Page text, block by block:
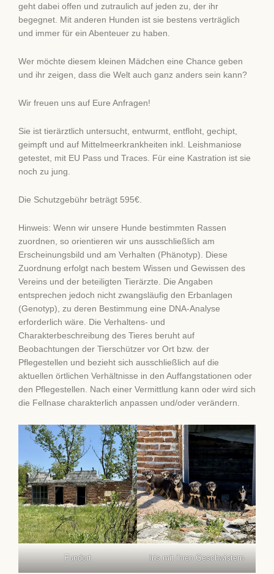
geht dabei offen und zutraulich auf jeden zu, der ihr
begegnet. Mit anderen Hunden ist sie bestens verträglich
und immer für ein Abenteuer zu haben.
Wer möchte diesem kleinen Mädchen eine Chance geben
und ihr zeigen, dass die Welt auch ganz anders sein kann?
Wir freuen uns auf Eure Anfragen!
Sie ist tierärztlich untersucht, entwurmt, entfloht, gechipt,
geimpft und auf Mittelmeerkrankheiten inkl. Leishmaniose
getestet, mit EU Pass und Traces. Für eine Kastration ist sie
noch zu jung.
Die Schutzgebühr beträgt 595€.
Hinweis: Wenn wir unsere Hunde bestimmten Rassen
zuordnen, so orientieren wir uns ausschließlich am
Erscheinungsbild und am Verhalten (Phänotyp). Diese
Zuordnung erfolgt nach bestem Wissen und Gewissen des
Vereins und der beteiligten Tierärzte. Die Angaben
entsprechen jedoch nicht zwangsläufig den Erbanlagen
(Genotyp), zu deren Bestimmung eine DNA-Analyse
erforderlich wäre. Die Verhaltens- und
Charakterbeschreibung des Tieres beruht auf
Beobachtungen der Tierschützer vor Ort bzw. der
Pflegestellen und bezieht sich ausschließlich auf die
aktuellen örtlichen Verhältnisse in den Auffangstationen oder
den Pflegestellen. Nach einer Vermittlung kann oder wird sich
die Fellnase charakterlich anpassen und/oder verändern.
Fundort Iris mit ihren Geschwistern